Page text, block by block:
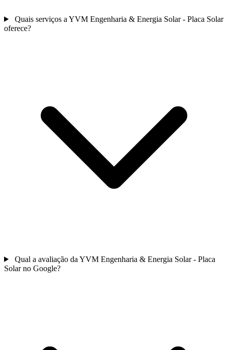
Quais serviços a YVM Engenharia & Energia Solar - Placa Solar
oferece?
Qual a avaliação da YVM Engenharia & Energia Solar - Placa
Solar no Google?